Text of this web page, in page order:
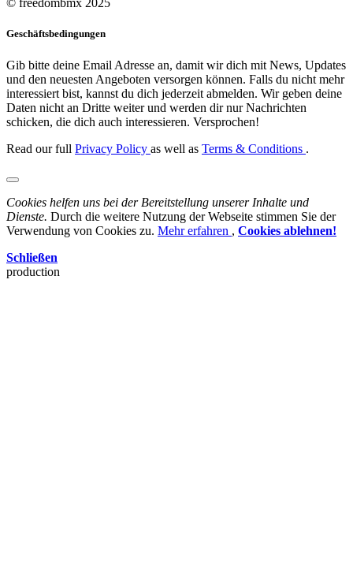
© freedombmx 2025
Geschäftsbedingungen
Gib bitte deine Email Adresse an, damit wir dich mit News, Updates
und den neuesten Angeboten versorgen können. Falls du nicht mehr
interessiert bist, kannst du dich jederzeit abmelden. Wir geben deine
Daten nicht an Dritte weiter und werden dir nur Nachrichten
schicken, die dich auch interessieren. Versprochen!
Read our full Privacy Policy as well as Terms & Conditions .
Cookies helfen uns bei der Bereitstellung unserer Inhalte und
Dienste. Durch die weitere Nutzung der Webseite stimmen Sie der
Verwendung von Cookies zu. Mehr erfahren , Cookies ablehnen!
Schließen
production